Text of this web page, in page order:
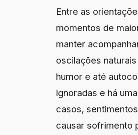
Entre as
momentos de
manter
oscilações
humor e até
ignoradas e há
casos,
causar sofrimento